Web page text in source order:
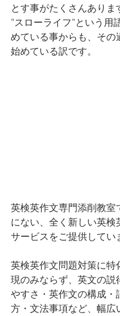
とす事がたくさんありま
”スローライフ”という用
めている事からも、その
始めている訳です。
英検英作文専門添削教室
にない、全く新しい英検
サービスをご提供してい
英検英作文問題対策に特
現のみならず、英文の説
やすさ・英作文の構成・
方・文法事項など、幅広